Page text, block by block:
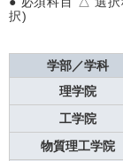
択)
学部／学科
理学院
工学院
物質理工学院